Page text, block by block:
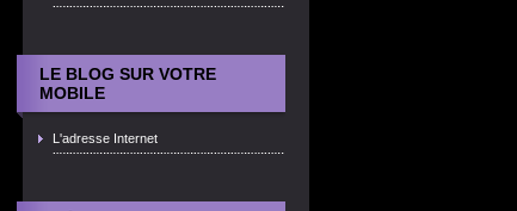
LE BLOG SUR VOTRE
MOBILE
L'adresse Internet